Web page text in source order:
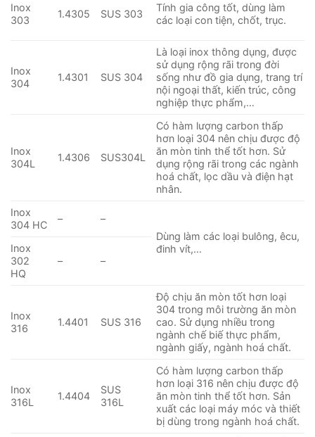
Inox
303
1.4305 SUS 303
Tính gia công tốt, dùng làm
các loại con tiện, chốt, trục.
Inox
304
1.4301 SUS 304
Là loại inox thông dụng, được
sử dụng rộng rãi trong đời
sống như đồ gia dụng, trang trí
nội ngoại thất, kiến trúc, công
nghiệp thực phẩm,…
Inox
304L
1.4306 SUS304L
Có hàm lượng carbon thấp
hơn loại 304 nên chịu được độ
ăn mòn tinh thể tốt hơn. Sử
dụng rộng rãi trong các ngành
hoá chất, lọc dầu và điện hạt
nhân.
Inox
304 HC
–
–
Dùng làm các loại bulông, êcu,
đinh vít,…
Inox
302
HQ
– –
Inox
316
1.4401 SUS 316
Độ chịu ăn mòn tốt hơn loại
304 trong môi trường ăn mòn
cao. Sử dụng nhiều trong
ngành chế biế thực phẩm,
ngành giấy, ngành hoá chất.
Inox
316L
1.4404
SUS
316L
Có hàm lượng carbon thấp
hơn loại 316 nên chịu được độ
ăn mòn tinh thể tốt hơn. Sản
xuất các loại máy móc và thiết
bị dùng trong ngành hoá chất.